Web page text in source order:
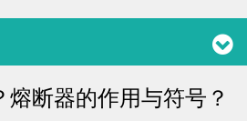
熔断器的作用与符号？